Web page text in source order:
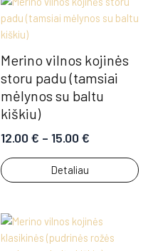
Merino vilnos kojinės
storu padu (tamsiai
mėlynos su baltu
kiškiu)
12.00€ – 15.00€
Detaliau